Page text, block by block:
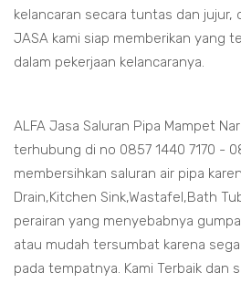
kelancaran secara tuntas dan jujur,
JASA kami siap memberikan yang
dalam pekerjaan kelancaranya.
ALFA Jasa Saluran Pipa Mampet
terhubung di no 0857 1440 7170 -
membersihkan saluran air pipa
Drain,Kitchen Sink,Wastafel,Bath
perairan yang menyebabnya
atau mudah tersumbat karena
pada tempatnya. Kami Terbaik dan